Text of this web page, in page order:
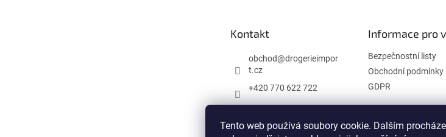
Tento web používá soubory cookie. Dalším
Kontakt
obchod@drogerieimpor
t.cz
+420 770 622 722
Informace pro
Bezpečnostní listy
Obchodní podmínky
GDPR